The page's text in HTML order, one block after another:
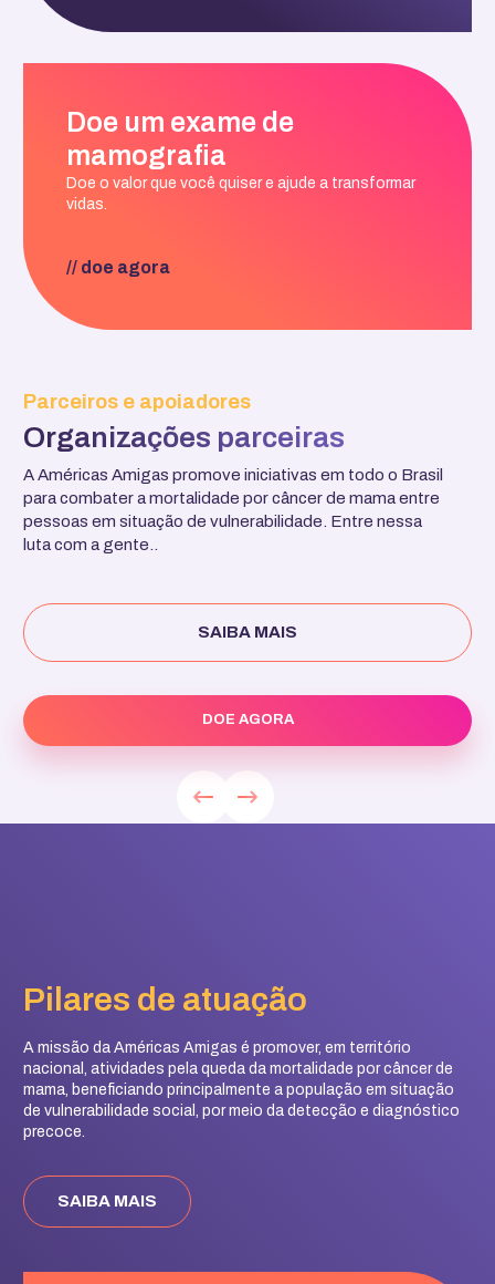
Parceiros e apoiadores
Organizações parceiras
A Américas Amigas promove iniciativas em todo o Brasil
para combater a mortalidade por câncer de mama entre
pessoas em situação de vulnerabilidade. Entre nessa
luta com a gente..
SAIBA MAIS
DOE AGORA
Doe um exame de
mamografia
Doe o valor que você quiser e ajude a transformar
vidas.
// doe agora
Pilares de atuação
A missão da Américas Amigas é promover, em território
nacional, atividades pela queda da mortalidade por câncer de
mama, beneficiando principalmente a população em situação
de vulnerabilidade social, por meio da detecção e diagnóstico
precoce.
SAIBA MAIS